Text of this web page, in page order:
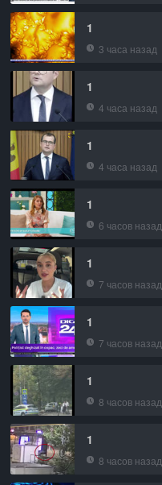
1
3 часа назад
1
4 часа назад
1
4 часа назад
1
6 часов назад
1
7 часов назад
1
7 часов назад
1
8 часов назад
1
8 часов назад